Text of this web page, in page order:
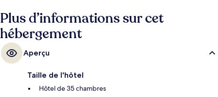
Plus d’informations sur cet
hébergement
Aperçu
Taille de l'hôtel
Hôtel de 35 chambres